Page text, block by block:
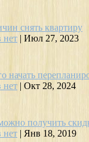
снять квартиру
нет | Июл 27, 2023
начать
нет | Окт 28, 2024
получить
нет | Янв 18, 2019